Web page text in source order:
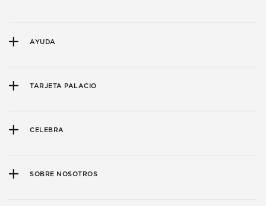
AYUDA
TARJETA PALACIO
CELEBRA
SOBRE NOSOTROS